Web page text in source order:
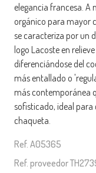
elegancia francesa.
orgánico para mayor
se caracteriza por un
logo Lacoste en
diferenciándose del
más entallado o
más contemporánea
sofisticado, ideal
chaqueta.
Ref. A05365
Ref. proveedor